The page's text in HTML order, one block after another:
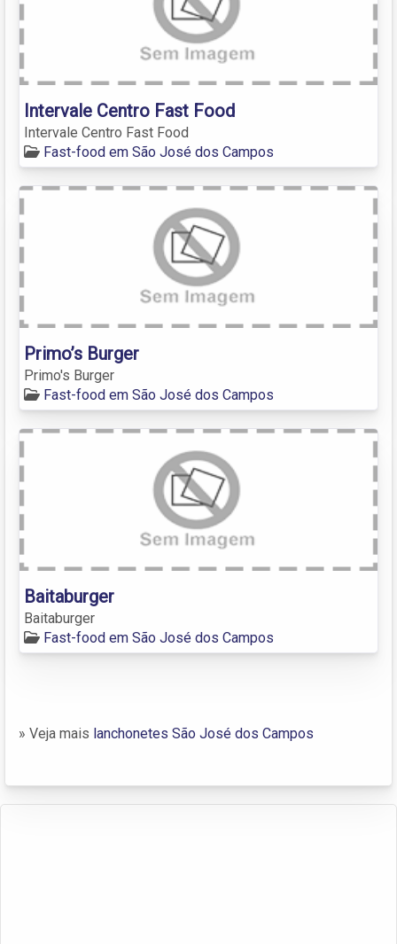
Intervale Centro Fast Food
Intervale Centro Fast Food
Fast-food em São José dos Campos
Primo’s Burger
Primo's Burger
Fast-food em São José dos Campos
Baitaburger
Baitaburger
Fast-food em São José dos Campos
» Veja mais lanchonetes São José dos Campos